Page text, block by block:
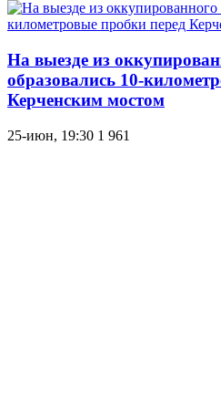
На выезде из
образовались 10-
Керченским мостом
25-июн, 19:30 1 961